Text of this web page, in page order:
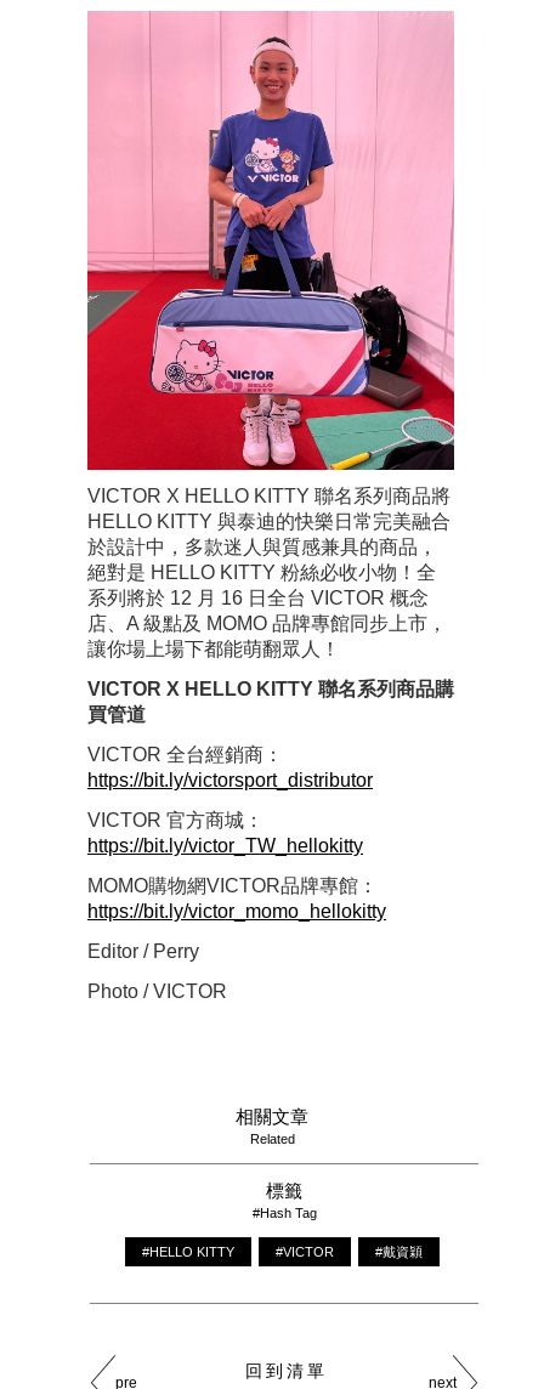
VICTOR X HELLO KITTY 聯名系列商品將
HELLO KITTY 與泰迪的快樂日常完美融合
於設計中，多款迷人與質感兼具的商品，
絕對是 HELLO KITTY 粉絲必收小物！全
系列將於 12 月 16 日全台 VICTOR 概念
店、A 級點及 MOMO 品牌專館同步上市，
讓你場上場下都能萌翻眾人！
VICTOR X HELLO KITTY 聯名系列商品購
買管道
VICTOR 全台經銷商：
https://bit.ly/victorsport_distributor
VICTOR 官方商城：
https://bit.ly/victor_TW_hellokitty
MOMO購物網VICTOR品牌專館：
https://bit.ly/victor_momo_hellokitty
Editor / Perry
Photo / VICTOR
相關文章
Related
標籤
#Hash Tag
#HELLO KITTY #VICTOR #戴資穎
pre next
回到清單